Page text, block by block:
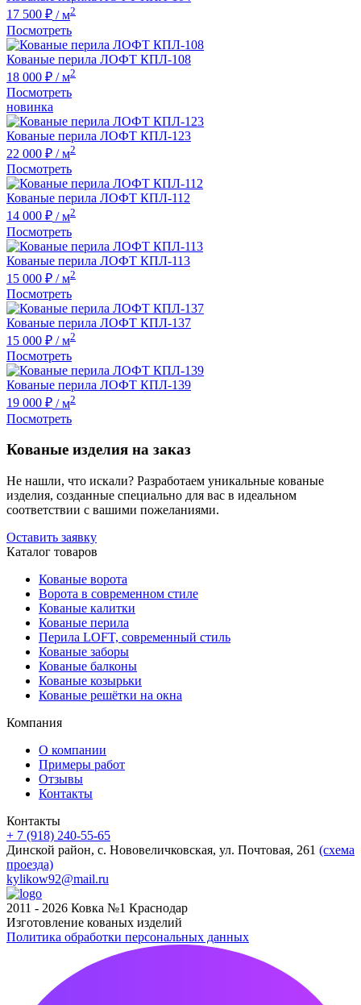
17 500 ₽ / м2
Посмотреть
Кованые перила ЛОФТ КПЛ-108
18 000 ₽ / м2
Посмотреть
новинка
Кованые перила ЛОФТ КПЛ-123
22 000 ₽ / м2
Посмотреть
Кованые перила ЛОФТ КПЛ-112
14 000 ₽ / м2
Посмотреть
Кованые перила ЛОФТ КПЛ-113
15 000 ₽ / м2
Посмотреть
Кованые перила ЛОФТ КПЛ-137
15 000 ₽ / м2
Посмотреть
Кованые перила ЛОФТ КПЛ-139
19 000 ₽ / м2
Посмотреть
Кованые изделия на заказ
Не нашли, что искали? Разработаем уникальные кованые
изделия, созданные специально для вас в идеальном
соответствии с вашими пожеланиями.
Оставить заявку
Каталог товаров
Кованые ворота
Ворота в современном стиле
Кованые калитки
Кованые перила
Перила LOFT, современный стиль
Кованые заборы
Кованые балконы
Кованые козырьки
Кованые решётки на окна
Компания
О компании
Примеры работ
Отзывы
Контакты
Контакты
+ 7 (918) 240-55-65
Динской район, с. Нововеличковская, ул. Почтовая, 261 (схема
проезда)
kylikow92@mail.ru
2011 - 2026 Ковка №1 Краснодар
Изготовление кованых изделий
Политика обработки персональных данных